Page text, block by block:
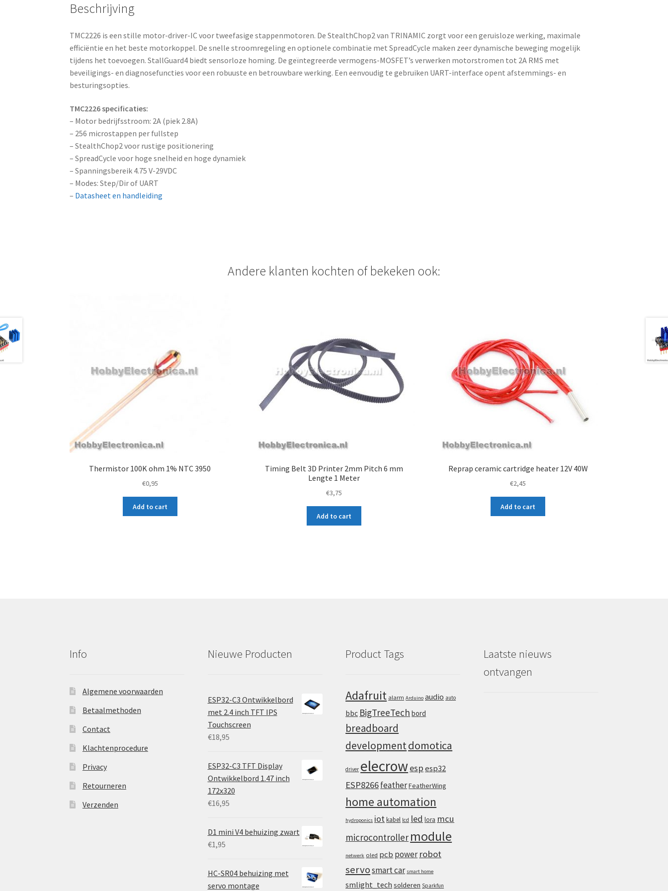
Beschrijving
TMC2226 is een stille motor-driver-IC voor tweefasige stappenmotoren. De StealthChop2 van TRINAMIC zorgt voor een geruisloze werking, maximale
efficiëntie en het beste motorkoppel. De snelle stroomregeling en optionele combinatie met SpreadCycle maken zeer dynamische beweging mogelijk
tijdens het toevoegen. StallGuard4 biedt sensorloze homing. De geïntegreerde vermogens-MOSFET’s verwerken motorstromen tot 2A RMS met
beveiligings- en diagnosefuncties voor een robuuste en betrouwbare werking. Een eenvoudig te gebruiken UART-interface opent afstemmings- en
besturingsopties.
TMC2226 specificaties:
– Motor bedrijfsstroom: 2A (piek 2.8A)
– 256 microstappen per fullstep
– StealthChop2 voor rustige positionering
– SpreadCycle voor hoge snelheid en hoge dynamiek
– Spanningsbereik 4.75 V-29VDC
– Modes: Step/Dir of UART
– Datasheet en handleiding
Andere klanten kochten of bekeken ook:
Thermistor 100K ohm 1% NTC 3950
€0,95
Add to cart
Timing Belt 3D Printer 2mm Pitch 6 mm
Lengte 1 Meter
€3,75
Add to cart
Reprap ceramic cartridge heater 12V 40W
€2,45
Add to cart
Info
Algemene voorwaarden
Betaalmethoden
Contact
Klachtenprocedure
Privacy
Retourneren
Verzenden
Nieuwe Producten
ESP32-C3 Ontwikkelbord
met 2.4 inch TFT IPS
Touchscreen
€18,95
ESP32-C3 TFT Display
Ontwikkelbord 1.47 inch
172x320
€16,95
D1 mini V4 behuizing zwart
€1,95
HC-SR04 behuizing met
servo montage
Product Tags
Adafruit alarm Arduino audio auto
bbc BigTreeTech bord
breadboard
developmentdomotica
driver elecrowespesp32
ESP8266featherFeatherWing
home automation
hydroponics iotkabel lcd led lora mcu
microcontroller module
netwerk oled pcb power robot
servosmart car smart home
smlight_tech solderen Sparkfun
Laatste nieuws
ontvangen